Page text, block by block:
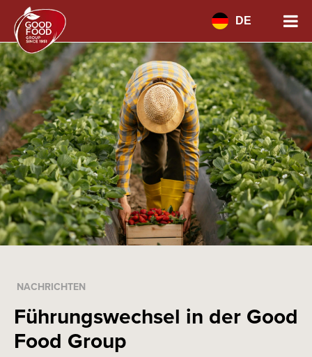
DE
NACHRICHTEN
Führungswechsel in der Good
Food Group